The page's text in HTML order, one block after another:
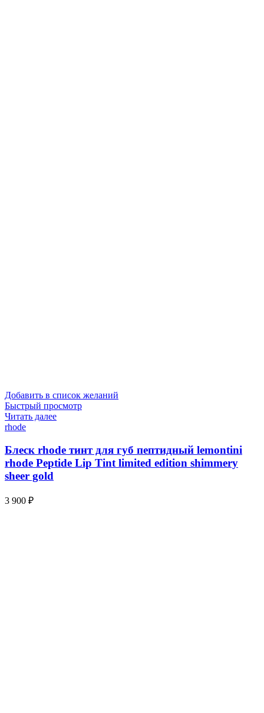
Добавить в список желаний
Быстрый просмотр
Читать далее
rhode
Блеск rhode тинт для губ пептидный lemontini
rhode Peptide Lip Tint limited edition shimmery
sheer gold
3 900 ₽